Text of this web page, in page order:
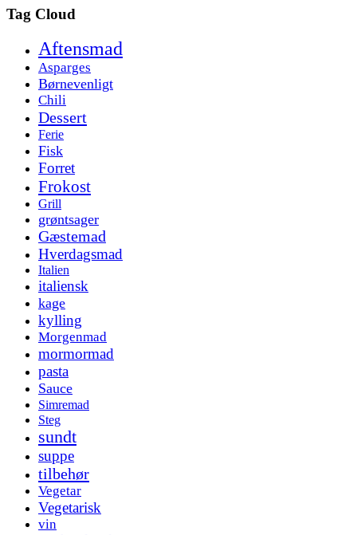
Tag Cloud
Aftensmad
Asparges
Børnevenligt
Chili
Dessert
Ferie
Fisk
Forret
Frokost
Grill
grøntsager
Gæstemad
Hverdagsmad
Italien
italiensk
kage
kylling
Morgenmad
mormormad
pasta
Sauce
Simremad
Steg
sundt
suppe
tilbehør
Vegetar
Vegetarisk
vin